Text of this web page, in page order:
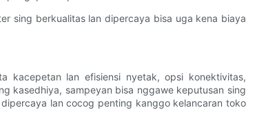
sing berkualitas lan dipercaya bisa uga kena biaya
kacepetan lan efisiensi nyetak, opsi konektivitas,
kasedhiya, sampeyan bisa nggawe keputusan sing
lan cocog penting kanggo kelancaran toko